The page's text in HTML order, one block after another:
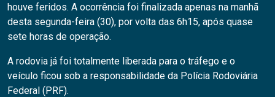
houve feridos. A ocorrência foi finalizada apenas na manhã
desta segunda-feira (30), por volta das 6h15, após quase
sete horas de operação.
A rodovia já foi totalmente liberada para o tráfego e o
veículo ficou sob a responsabilidade da Polícia Rodoviária
Federal (PRF).